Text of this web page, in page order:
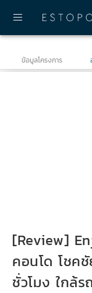
ข้อมูลโครงการ
[Review]
คอนโด โชค
ชั่วโมง ใกล้